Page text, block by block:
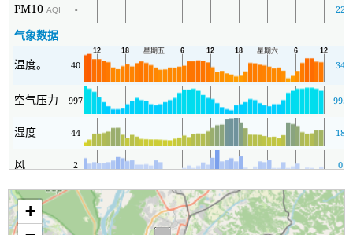
PM10AQI - 22
气象数据
温度。
40 34
空气压力 997 995
湿度 44 18
风 2 0
+